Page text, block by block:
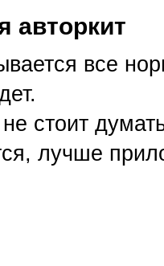
авторкит
все
стоит
лучше